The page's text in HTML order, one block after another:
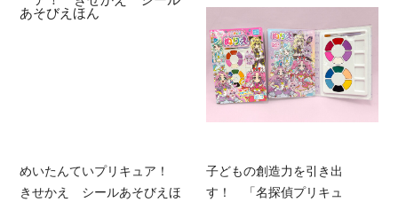
めいたんていプリキュア！
きせかえ シールあそびえほ
子どもの創造力を引き出
す！ 「名探偵プリキュ